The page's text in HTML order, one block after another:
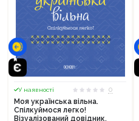
У наявності
0
Моя українська вільна.
Спілкуймося легко!
Візуалізований довідник.